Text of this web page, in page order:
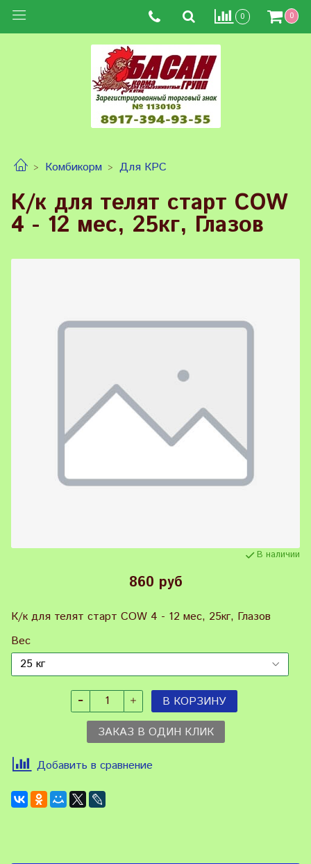
0 0
Комбикорм Для КРС
К/к для телят старт COW
4 - 12 мес, 25кг, Глазов
В наличии
860 руб
К/к для телят старт COW 4 - 12 мес, 25кг, Глазов
Вес
В КОРЗИНУ
ЗАКАЗ В ОДИН КЛИК
Добавить в сравнение